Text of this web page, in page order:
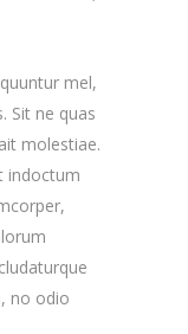
mel,
Sit ne quas
molestiae.
indoctum
no odio